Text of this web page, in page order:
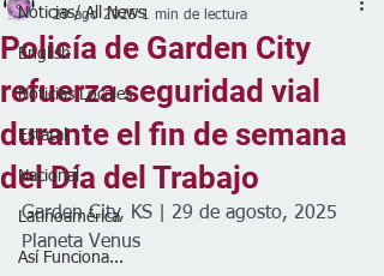
Noticias/ All News
English
Noticias Locales
Estatal
Nacional
Latinoamérica
Así Funciona...
Policía de Garden City
refuerza seguridad vial
durante el fin de semana
del Día del Trabajo
29 ago 2025 1 min de lectura
Garden City, KS | 29 de agosto, 2025
Planeta Venus